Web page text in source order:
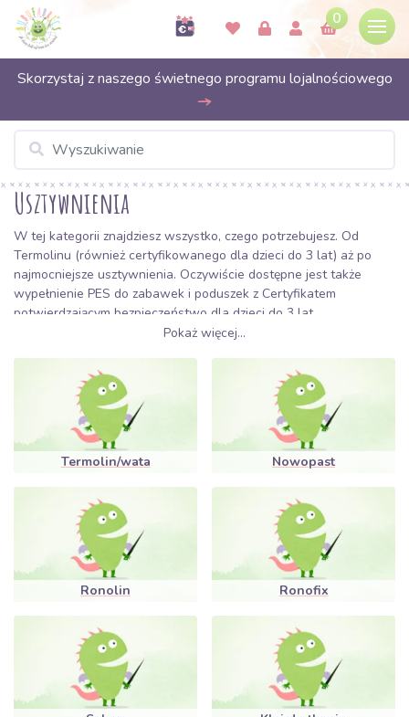
0
Skorzystaj z naszego świetnego programu lojalnościowego
Usztywnienia
W tej kategorii znajdziesz wszystko, czego potrzebujesz. Od
Termolinu (również certyfikowanego dla dzieci do 3 lat) aż po
najmocniejsze usztywnienia. Oczywiście dostępne jest także
wypełnienie PES do zabawek i poduszek z Certyfikatem
potwierdzającym bezpieczeństwo dla dzieci do 3 lat.
Pokaż więcej...
Termolin/wata Nowopast
Ronolin Ronofix